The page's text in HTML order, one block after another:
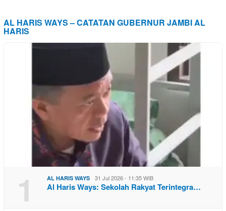
AL HARIS WAYS – CATATAN GUBERNUR JAMBI AL
HARIS
1 AL HARIS WAYS 31 Jul 2026 - 11:35 WIB
Al Haris Ways: Sekolah Rakyat Terintegra…